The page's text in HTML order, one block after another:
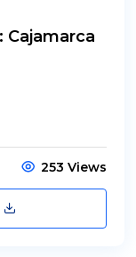
Cajamarca
253 Views